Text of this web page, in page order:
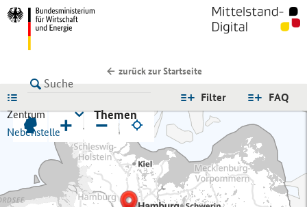
zurück zur Startseite
FAQ
Filter
Zentrum
Nebenstelle
Themen
+ −